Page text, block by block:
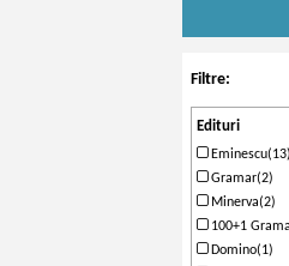
Filtre:
Edituri
Eminescu(13)
Gramar(2)
Minerva(2)
100+1
Domino(1)